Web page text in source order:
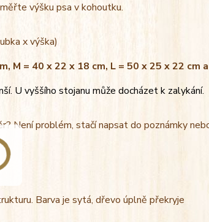
výšku psa v kohoutku.
x výška)
M = 40 x 22 x 18 cm, L = 50 x 25 x 22 cm
U vyššího stojanu může docházet k zalykání.
Není problém, stačí napsat do poznámky
Barva je sytá, dřevo úplně překryje